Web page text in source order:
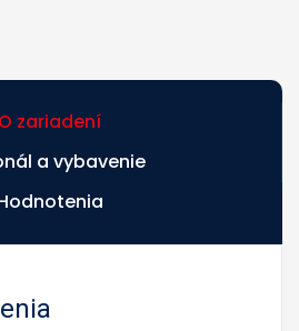
O zariadení
a vybavenie